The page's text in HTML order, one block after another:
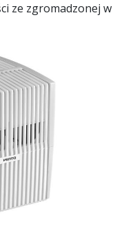
ze zgromadzonej w